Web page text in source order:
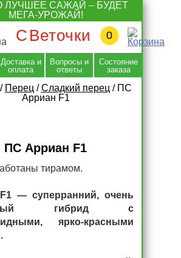
ЛУЧШЕЕ САЖАЙ – БУДЕТ
МЕГА-УРОЖАЙ!
С Веточки 0
Доставка и
оплата
Вопросы и
ответы
Состояние
заказа
/ Перец /Сладкий перец / ПС
Арриан F1
ПС Арриан F1
тирамом.
— суперранний, очень
гибрид с
ярко-красными